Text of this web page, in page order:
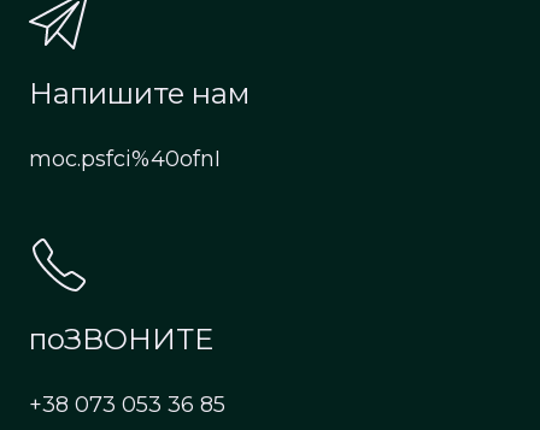
Напишите нам
moc.psfci%40ofnI
поЗВОНИТЕ
+38 073 053 36 85